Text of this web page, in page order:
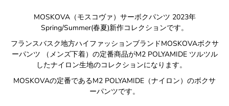
MOSKOVA（モスコヴァ）サーボクパンツ 2023年
Spring/Summer(春夏)新作コレクションです。
フランスバスク地方ハイファッションブランドMOSKOVAボクサ
ーパンツ
（メンズ下着）の定番商品がM2 POLYAMIDE ツルツル
したナイロン生地のコレクションになります。
MOSKOVAの定番であるM2 POLYAMIDE（ナイロン）のボクサ
ーパンツです。